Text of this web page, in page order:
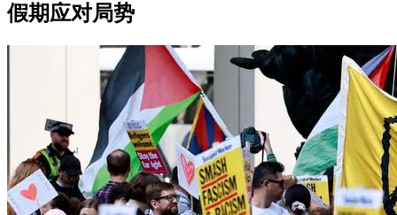
假期应对局势